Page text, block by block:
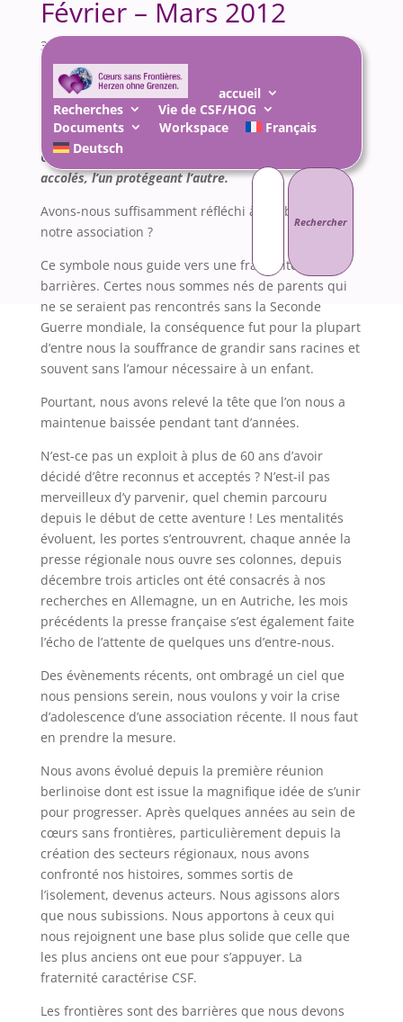
accueil
Recherches
Vie de CSF/HOG
Documents
Workspace
Français
Deutsch
Rechercher :
Février – Mars 2012
3 Avr 2012 Vie de l'Association
Cœurs sans frontières, le globe terrestre, deux cœurs
accolés, l’un protégeant l’autre.
Avons-nous suffisamment réfléchi à l’emblème de
notre association ?
Ce symbole nous guide vers une fraternité sans
barrières. Certes nous sommes nés de parents qui
ne se seraient pas rencontrés sans la Seconde
Guerre mondiale, la conséquence fut pour la plupart
d’entre nous la souffrance de grandir sans racines et
souvent sans l’amour nécessaire à un enfant.
Pourtant, nous avons relevé la tête que l’on nous a
maintenue baissée pendant tant d’années.
N’est-ce pas un exploit à plus de 60 ans d’avoir
décidé d’être reconnus et acceptés ? N’est-il pas
merveilleux d’y parvenir, quel chemin parcouru
depuis le début de cette aventure ! Les mentalités
évoluent, les portes s’entrouvrent, chaque année la
presse régionale nous ouvre ses colonnes, depuis
décembre trois articles ont été consacrés à nos
recherches en Allemagne, un en Autriche, les mois
précédents la presse française s’est également faite
l’écho de l’attente de quelques uns d’entre-nous.
Des évènements récents, ont ombragé un ciel que
nous pensions serein, nous voulons y voir la crise
d’adolescence d’une association récente. Il nous faut
en prendre la mesure.
Nous avons évolué depuis la première réunion
berlinoise dont est issue la magnifique idée de s’unir
pour progresser. Après quelques années au sein de
cœurs sans frontières, particulièrement depuis la
création des secteurs régionaux, nous avons
confronté nos histoires, sommes sortis de
l’isolement, devenus acteurs. Nous agissons alors
que nous subissions. Nous apportons à ceux qui
nous rejoignent une base plus solide que celle que
les plus anciens ont eue pour s’appuyer. La
fraternité caractérise CSF.
Les frontières sont des barrières que nous devons